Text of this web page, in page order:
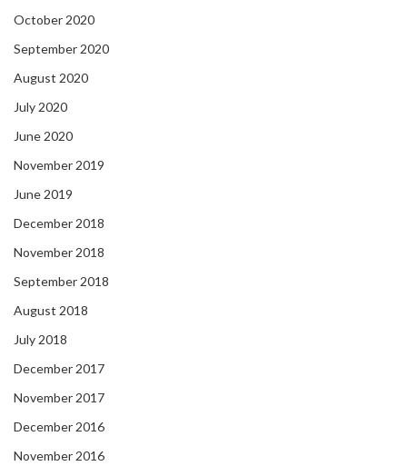
October 2020
September 2020
August 2020
July 2020
June 2020
November 2019
June 2019
December 2018
November 2018
September 2018
August 2018
July 2018
December 2017
November 2017
December 2016
November 2016